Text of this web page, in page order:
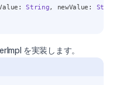
String, newValue:
を実装します。